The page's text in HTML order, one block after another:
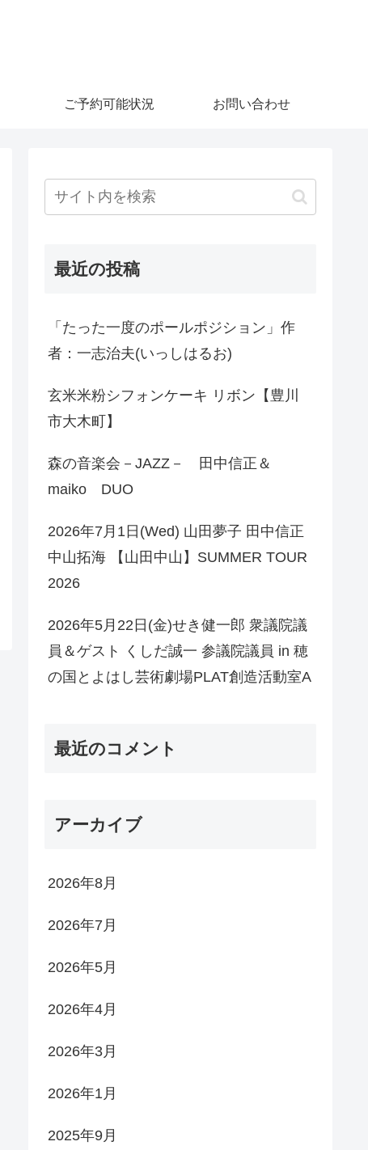
ご予約可能状況 お問い合わせ
最近の投稿
「たった一度のポールポジション」作
者：一志治夫(いっしはるお)
玄米米粉シフォンケーキ リボン【豊川
市大木町】
森の音楽会－JAZZ－ 田中信正＆
maiko DUO
2026年7月1日(Wed) 山田夢子 田中信正
中山拓海 【山田中山】SUMMER TOUR
2026
2026年5月22日(金)せき健一郎 衆議院議
員＆ゲスト くしだ誠一 参議院議員 in 穂
の国とよはし芸術劇場PLAT創造活動室A
最近のコメント
アーカイブ
2026年8月
2026年7月
2026年5月
2026年4月
2026年3月
2026年1月
2025年9月